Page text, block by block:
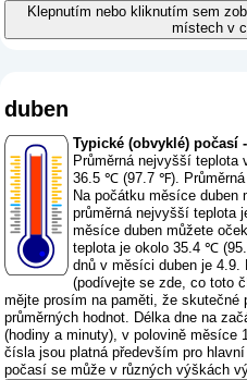
Klepnutím nebo kliknutím sem
místech v
duben
Typické (obvyklé) počasí
Průměrná nejvyšší teplota
36.5 ℃ (97.7 ℉).
Na počátku měsíce duben
průměrná nejvyšší teplota
měsíce duben můžete
teplota je okolo 35.4 ℃
dnů v měsíci duben je 4.9.
(podívejte se zde, co toto
mějte prosím na paměti, že
průměrných hodnot. Délka dne na
(hodiny a minuty), v polovině měsíce
čísla jsou platná především pro
počasí se může v různých výškách